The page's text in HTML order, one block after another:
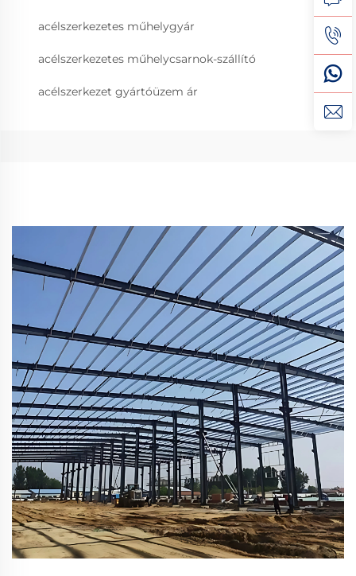
acélszerkezetes műhelygyár
acélszerkezetes műhelycsarnok-szállító
acélszerkezet gyártóüzem ár